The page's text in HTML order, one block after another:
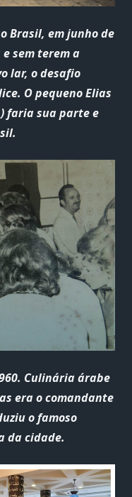
Brasil, em junho de
sem terem a
lar, o desafio
O pequeno Elias
faria sua parte e
Culinária árabe
era o comandante
o famoso
da cidade.